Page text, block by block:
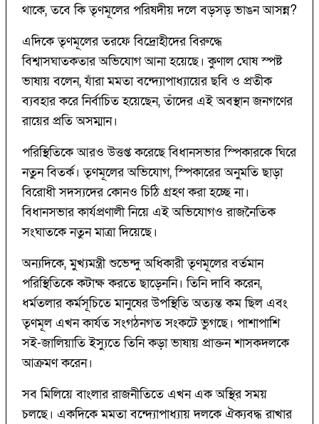
থাকে, তবে কি তৃণমূলের পরিষদীয় দলে বড়সড় ভাঙন আসন্ন?
এদিকে তৃণমূলের তরফে বিদ্রোহীদের বিরুদ্ধে
বিশ্বাসঘাতকতার অভিযোগ আনা হয়েছে। কুণাল ঘোষ স্পষ্ট
ভাষায় বলেন, যাঁরা মমতা বন্দ্যোপাধ্যায়ের ছবি ও প্রতীক
ব্যবহার করে নির্বাচিত হয়েছেন, তাঁদের এই অবস্থান জনগণের
রায়ের প্রতি অসম্মান।
পরিস্থিতিকে আরও উত্তপ্ত করেছে বিধানসভার স্পিকারকে ঘিরে
নতুন বিতর্ক। তৃণমূলের অভিযোগ, স্পিকারের অনুমতি ছাড়া
বিরোধী সদস্যদের কোনও চিঠি গ্রহণ করা হচ্ছে না।
বিধানসভার কার্যপ্রণালী নিয়ে এই অভিযোগও রাজনৈতিক
সংঘাতকে নতুন মাত্রা দিয়েছে।
অন্যদিকে, মুখ্যমন্ত্রী শুভেন্দু অধিকারী তৃণমূলের বর্তমান
পরিস্থিতিকে কটাক্ষ করতে ছাড়েননি। তিনি দাবি করেন,
ধর্মতলার কর্মসূচিতে মানুষের উপস্থিতি অত্যন্ত কম ছিল এবং
তৃণমূল এখন কার্যত সংগঠনগত সংকটে ভুগছে। পাশাপাশি
সই-জালিয়াতি ইস্যুতে তিনি কড়া ভাষায় প্রাক্তন শাসকদলকে
আক্রমণ করেন।
সব মিলিয়ে বাংলার রাজনীতিতে এখন এক অস্থির সময়
চলছে। একদিকে মমতা বন্দ্যোপাধ্যায় দলকে ঐক্যবদ্ধ রাখার